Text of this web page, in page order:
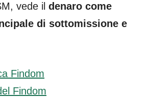
vede il denaro come
di sottomissione e
Findom
Findom